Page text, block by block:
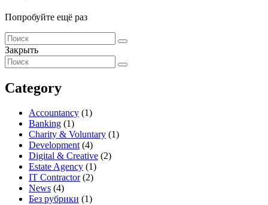
Попробуйте ещё раз
Закрыть
Category
Accountancy (1)
Banking (1)
Charity & Voluntary (1)
Development(4)
Digital & Creative (2)
Estate Agency (1)
IT Contractor(2)
News (4)
Без рубрики (1)